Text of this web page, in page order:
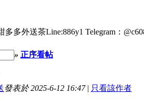
多多外送茶Line:886y1 Telegram：
» 正序看帖
發表於 2025-6-12 16:47| 只看該作者